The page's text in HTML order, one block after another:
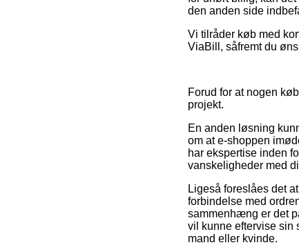
den anden side
Vi tilråder køb med
ViaBill, såfremt du
Forud for at nogen
projekt.
En anden løsning
om at e-shoppen
har ekspertise inden
vanskeligheder med
Ligeså foreslåes det
forbindelse med
sammenhæng er det
vil kunne eftervise sin
mand eller kvinde.